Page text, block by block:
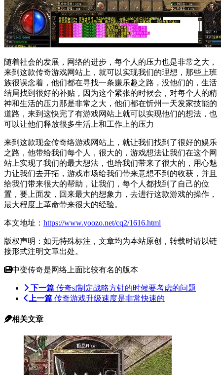
随着社会的发展，网络的进步，每个人的压力也是非常之大，
来到这款传奇游戏网站 上，就可以实现我们的理想，那些上班
族很误念着，他们都在寻找一条赚乐趣之路，没他们的，生活
结局找到很好的补贴，因为这个紧张的时候会，对每个人的精
神和生活的压力那是非常之大，他们都在忻州一天发家技能的
道路，来到这快完了有游戏网站 上就可以实现他们的想法 ，也
可以让他们释放很多生活上和工作上的压力
来到这款现金传奇络游戏网站 上，就让我们找到了很好的娱乐
之路，他带给我们每个人，很大的，游戏想法让我们在这个网
站 上实现了我们的最大想法 ，也给我们带来了很大的，用心魅
力让我们去开拓，游戏市场给我们带来意想不到的收获，并且
给我们带来很大的帮助，让我们，每个人都找到了自己的位
置，要上面发，回来最大的想象力，去进行这款游戏的操作，
最大程度上革命带来很大的经验。
本文地址： https://www.yoozo.net/cq2/1616.html
版权声明：如无特殊标注，文章均为本站原创，转载时请以链
接形式注明文章出处。
中变传奇是网络上面比较有名的版本
下一篇 传奇sf制定战略方针的时候要考虑的问题
上一篇 传奇游戏升级速度是非常快速的
相关文章